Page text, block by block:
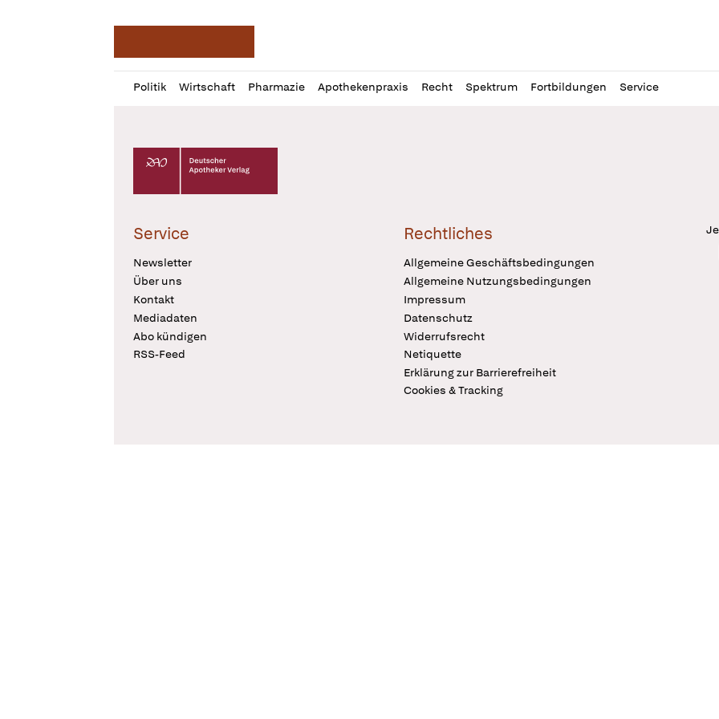
Politik Wirtschaft Pharmazie Apothekenpraxis Recht Spektrum Fortbildungen Service
Profil
öffnen
Daz
Pur
Deutscher Apotheker Verlag Logo
Service
Newsletter
Über uns
Kontakt
Mediadaten
Abo kündigen
RSS-Feed
Rechtliches
Allgemeine Geschäftsbedingungen
Allgemeine Nutzungsbedingungen
Impressum
Datenschutz
Widerrufsrecht
Netiquette
Erklärung zur Barrierefreiheit
Cookies & Tracking